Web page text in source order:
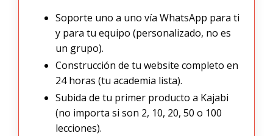
Soporte uno a uno vía WhatsApp para ti
y para tu equipo (personalizado, no es
un grupo).
Construcción de tu website completo en
24 horas (tu academia lista).
Subida de tu primer producto a Kajabi
(no importa si son 2, 10, 20, 50 o 100
lecciones).